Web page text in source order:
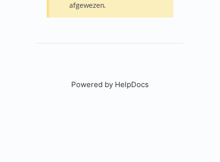
afgewezen.
Powered by HelpDocs